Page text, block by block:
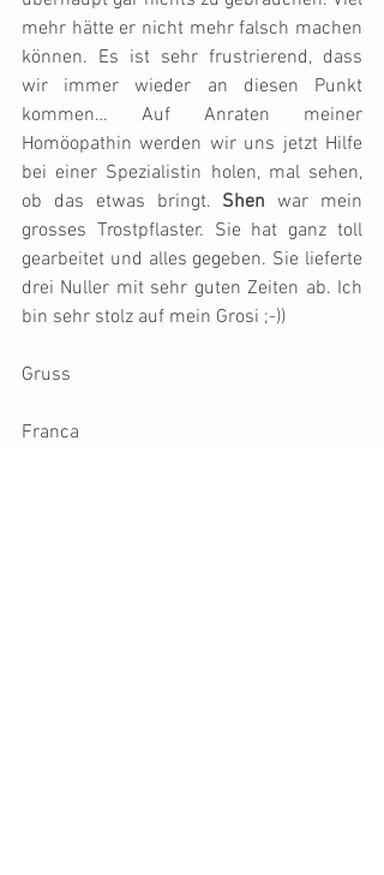
mehr hätte er nicht mehr falsch machen
können. Es ist sehr frustrierend, dass
wir immer wieder an diesen Punkt
kommen… Auf Anraten meiner
Homöopathin werden wir uns jetzt Hilfe
bei einer Spezialistin holen, mal sehen,
ob das etwas bringt. Shen war mein
grosses Trostpflaster. Sie hat ganz toll
gearbeitet und alles gegeben. Sie lieferte
drei Nuller mit sehr guten Zeiten ab. Ich
bin sehr stolz auf mein Grosi ;-))
Gruss
Franca